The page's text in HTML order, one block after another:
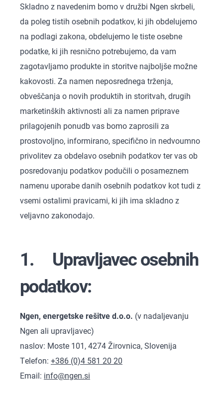
Skladno z navedenim bomo v družbi Ngen skrbeli,
da poleg tistih osebnih podatkov, ki jih obdelujemo
na podlagi zakona, obdelujemo le tiste osebne
podatke, ki jih resnično potrebujemo, da vam
zagotavljamo produkte in storitve najboljše možne
kakovosti. Za namen neposrednega trženja,
obveščanja o novih produktih in storitvah, drugih
marketinških aktivnosti ali za namen priprave
prilagojenih ponudb vas bomo zaprosili za
prostovoljno, informirano, specifično in nedvoumno
privolitev za obdelavo osebnih podatkov ter vas ob
posredovanju podatkov podučili o posameznem
namenu uporabe danih osebnih podatkov kot tudi z
vsemi ostalimi pravicami, ki jih ima skladno z
veljavno zakonodajo.
1. Upravljavec osebnih
podatkov:
Ngen, energetske rešitve d.o.o. (v nadaljevanju
Ngen ali upravljavec)
naslov: Moste 101, 4274 Žirovnica, Slovenija
Telefon: +386 (0)4 581 20 20
Email: info@ngen.si